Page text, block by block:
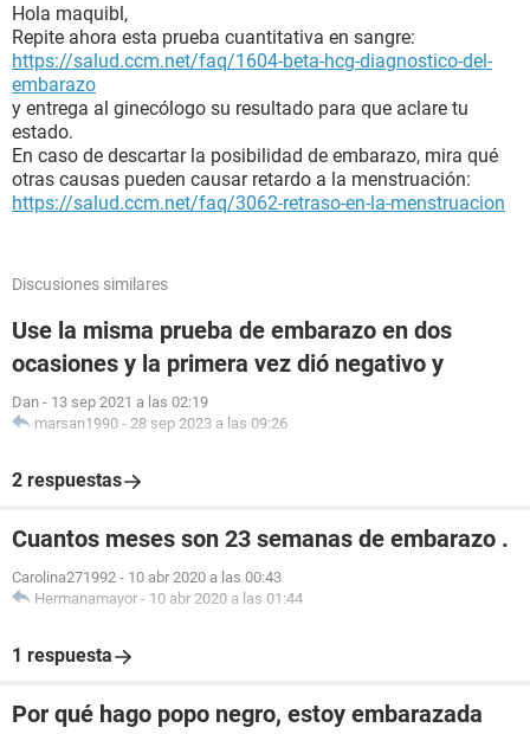
Hola maquibl,
Repite ahora esta prueba cuantitativa en sangre:
https://salud.ccm.net/faq/1604-beta-hcg-diagnostico-del-
embarazo
y entrega al ginecólogo su resultado para que aclare tu
estado.
En caso de descartar la posibilidad de embarazo, mira qué
otras causas pueden causar retardo a la menstruación:
https://salud.ccm.net/faq/3062-retraso-en-la-menstruacion
Discusiones similares
Use la misma prueba de embarazo en dos
ocasiones y la primera vez dió negativo y
Dan - 13 sep 2021 a las 02:19
marsan1990 - 28 sep 2023 a las 09:26
2 respuestas
Cuantos meses son 23 semanas de embarazo .
Carolina271992 - 10 abr 2020 a las 00:43
Hermanamayor - 10 abr 2020 a las 01:44
1 respuesta
Por qué hago popo negro, estoy embarazada